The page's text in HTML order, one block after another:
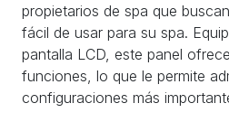
propietarios de spa que
fácil de usar para su spa.
pantalla LCD, este panel
funciones, lo que le permite
configuraciones más